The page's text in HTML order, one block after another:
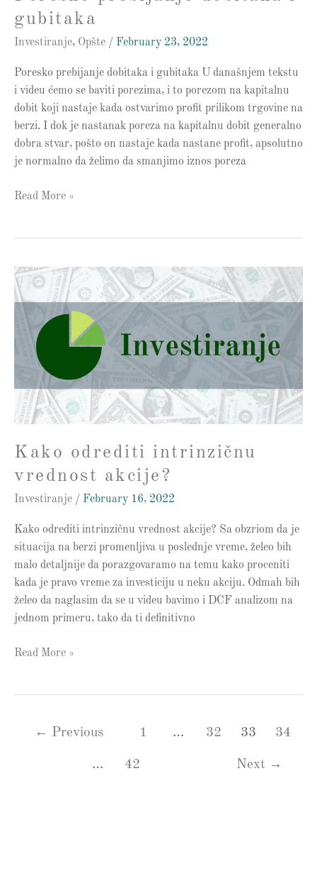
gubitaka
Investiranje, Opšte / February 23, 2022
Poresko prebijanje dobitaka i gubitaka U današnjem tekstu
i videu ćemo se baviti porezima, i to porezom na kapitalnu
dobit koji nastaje kada ostvarimo profit prilikom trgovine na
berzi. I dok je nastanak poreza na kapitalnu dobit generalno
dobra stvar, pošto on nastaje kada nastane profit, apsolutno
je normalno da želimo da smanjimo iznos poreza
Read More »
Kako odrediti intrinzičnu
vrednost akcije?
Investiranje / February 16, 2022
Kako odrediti intrinzičnu vrednost akcije? Sa obzriom da je
situacija na berzi promenljiva u poslednje vreme, želeo bih
malo detaljnije da porazgovaramo na temu kako proceniti
kada je pravo vreme za investiciju u neku akciju. Odmah bih
želeo da naglasim da se u videu bavimo i DCF analizom na
jednom primeru, tako da ti definitivno
Kako
odrediti
intrinzičnu
vrednost
akcije?
Read More »
← Previous 1 … 32 33 34
… 42 Next →